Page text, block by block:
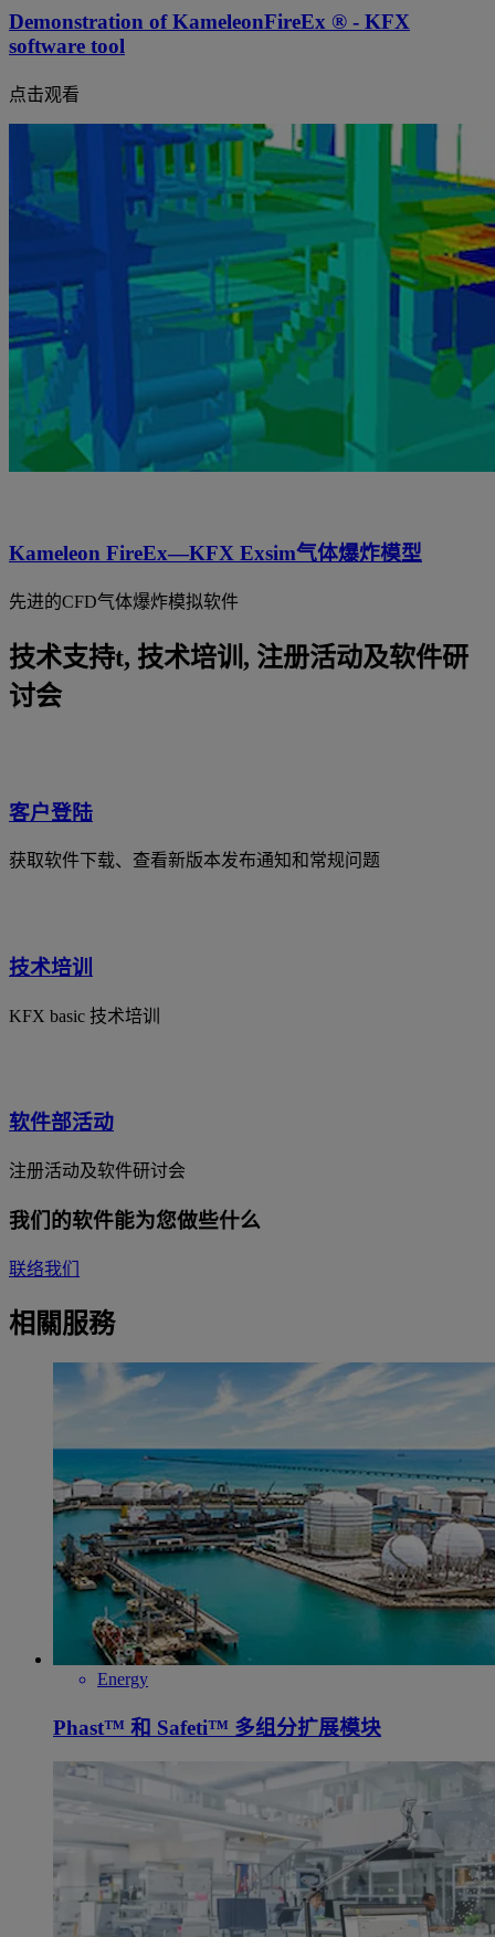
Demonstration of KameleonFireEx ® - KFX
software tool
点击观看
Kameleon FireEx—KFX Exsim气体爆炸模型
先进的CFD气体爆炸模拟软件
技术支持t, 技术培训, 注册活动及软件研
讨会
客户登陆
获取软件下载、查看新版本发布通知和常规问题
技术培训
KFX basic 技术培训
软件部活动
注册活动及软件研讨会
我们的软件能为您做些什么
联络我们
相關服務
Energy
Phast™ 和 Safeti™ 多组分扩展模块